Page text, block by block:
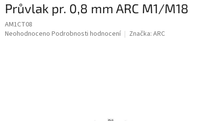
Průvlak pr. 0,8 mm ARC M1/M18
AM1CT08
Průměrné
Neohodnoceno Podrobnosti hodnocení Značka: ARC